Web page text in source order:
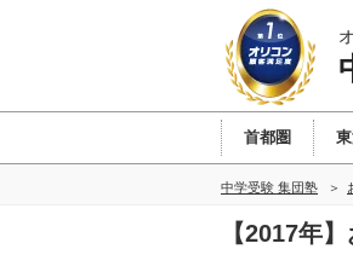
首都圏
中学受験 集団塾
【2017年